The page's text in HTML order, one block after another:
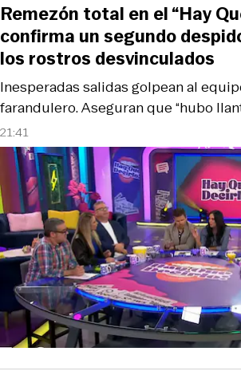
21:41
Inesperadas salidas golpean al
farandulero. Aseguran que “hubo
Remezón total en el “Hay
confirma un segundo
los rostros desvinculados